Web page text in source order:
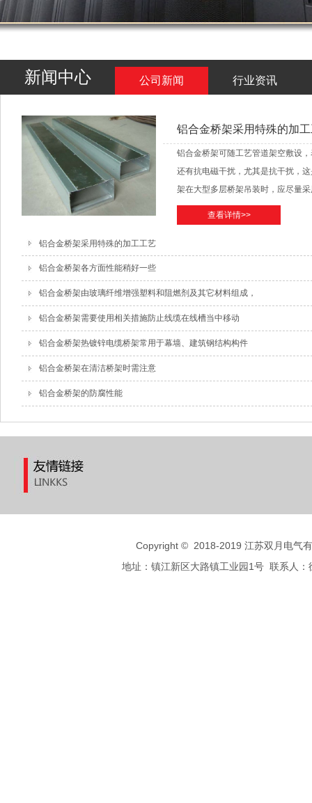
新闻中心 公司新闻 行业资讯
铝合金桥架采用特殊的加
铝合金桥架可随工艺管道架空敷设
还有抗电磁干扰，尤其是抗干扰，
架在大型多层桥架吊装时，应尽量采
查看详情>>
铝合金桥架采用特殊的加工工艺
铝合金桥架各方面性能稍好一些
铝合金桥架由玻璃纤维增强塑料和阻燃剂及其它材料组成，
铝合金桥架需要使用相关措施防止线缆在线槽当中移动
铝合金桥架热镀锌电缆桥架常用于幕墙、建筑钢结构构件
铝合金桥架在清洁桥架时需注意
铝合金桥架的防腐性能
Copyright © 2018-2019 江苏双月电气
地址：镇江新区大路镇工业园1号 联系人